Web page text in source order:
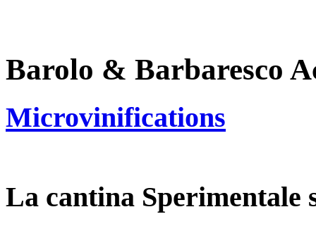
Barolo & Barbaresco
Microvinifications
La cantina Sperimentale